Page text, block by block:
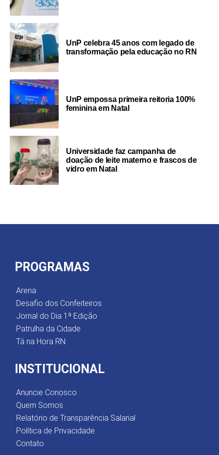
UnP celebra 45 anos com legado de
transformação pela educação no RN
UnP empossa primeira reitoria 100%
feminina em Natal
Universidade faz campanha de
doação de leite materno e frascos de
vidro em Natal
PROGRAMAS
Arena
Desafio dos Confeiteiros
Jornal do Dia 1ª Edição
Patrulha da Cidade
Tá na Hora RN
INSTITUCIONAL
Anuncie Conosco
Quem Somos
Relatório de Transparência Salarial
Política de Privacidade
Contato